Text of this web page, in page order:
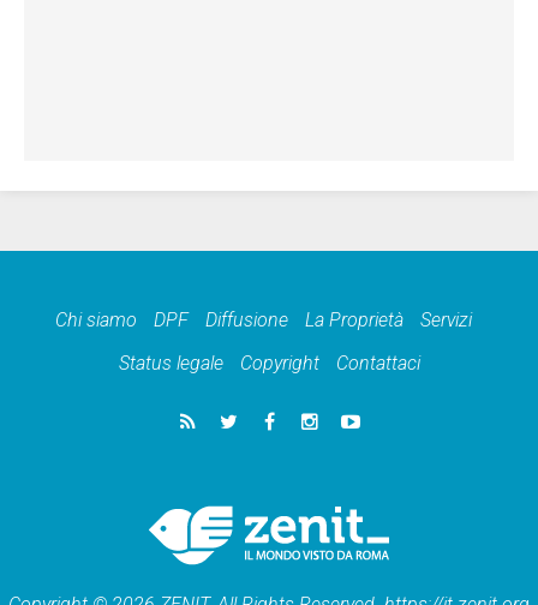
Chi siamo DPF Diffusione La Proprietà
Servizi
Status legale
Copyright Contattaci